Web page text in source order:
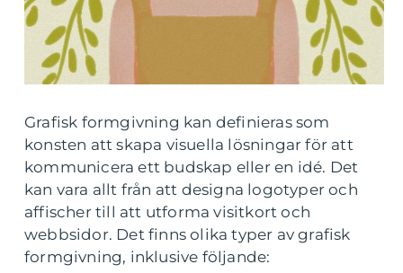
Grafisk formgivning kan definieras som
konsten att skapa visuella lösningar för att
kommunicera ett budskap eller en idé. Det
kan vara allt från att designa logotyper och
affischer till att utforma visitkort och
webbsidor. Det finns olika typer av grafisk
formgivning, inklusive följande: